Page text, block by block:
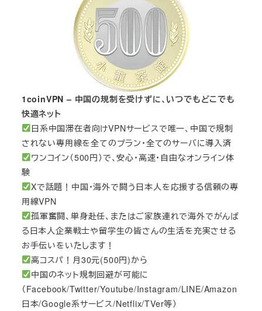
1coinVPN – 中国の規制を受けずに、いつでもどこでも
快適ネット
日系中国滞在者向けVPNサービスで唯一、中国で規制
されない専用線を全てのプラン・全てのサーバに導入済
ワンコイン（500円）で、安心・高速・自由なオンライン体
験
Xで話題！中国・海外で闘う日本人を応援する信頼の専
用線VPN
孤軍奮闘、単身赴任、またはご家族連れで海外でがんば
る日本人企業戦士や留学生の皆さんの生活を充実させる
お手伝いをいたします！
高コスパ！月30元(500円)から
中国のネット規制回避が可能に
（Facebook/Twitter/Youtube/Instagram/LINE/Amazon
日本/Google系サービス/Netflix/TVer等）